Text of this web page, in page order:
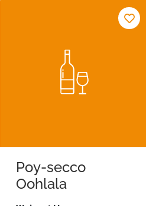
Poy-secco
Oohlala